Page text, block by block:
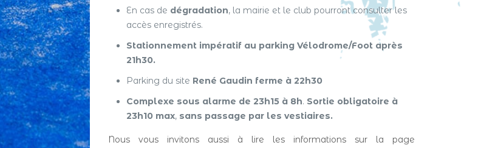
En cas de dégradation, la mairie et le club pourront consulter les
accès enregistrés.
Stationnement impératif au parking Vélodrome/Foot après
21h30.
Parking du site René Gaudin ferme à 22h30
Complexe sous alarme de 23h15 à 8h. Sortie obligatoire à
23h10 max, sans passage par les vestiaires.
Nous vous invitons aussi à lire les informations sur la page